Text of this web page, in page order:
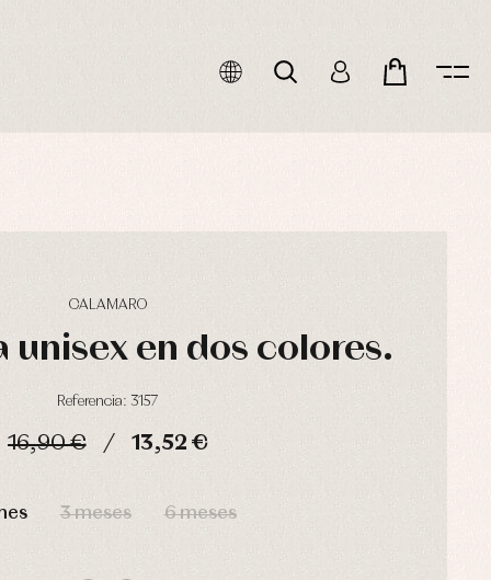
CALAMARO
unisex en dos colores.
Referencia: 3157
16,90 € 13,52 €
3 meses 6 meses